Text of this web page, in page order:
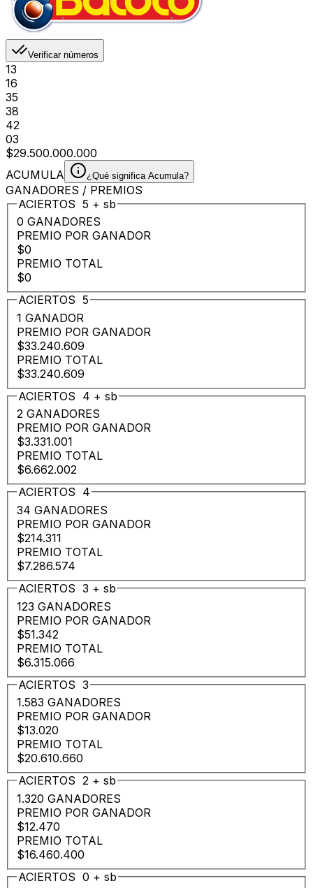
Verificar números
13
16
35
38
42
03
$29.500.000.000
ACUMULA
¿Qué significa Acumula?
GANADORES / PREMIOS
ACIERTOS 5 + sb
0 GANADORES
PREMIO POR GANADOR
$0
PREMIO TOTAL
$0
ACIERTOS 5
1 GANADOR
PREMIO POR GANADOR
$33.240.609
PREMIO TOTAL
$33.240.609
ACIERTOS 4 + sb
2 GANADORES
PREMIO POR GANADOR
$3.331.001
PREMIO TOTAL
$6.662.002
ACIERTOS 4
34 GANADORES
PREMIO POR GANADOR
$214.311
PREMIO TOTAL
$7.286.574
ACIERTOS 3 + sb
123 GANADORES
PREMIO POR GANADOR
$51.342
PREMIO TOTAL
$6.315.066
ACIERTOS 3
1.583 GANADORES
PREMIO POR GANADOR
$13.020
PREMIO TOTAL
$20.610.660
ACIERTOS 2 + sb
1.320 GANADORES
PREMIO POR GANADOR
$12.470
PREMIO TOTAL
$16.460.400
ACIERTOS 0 + sb